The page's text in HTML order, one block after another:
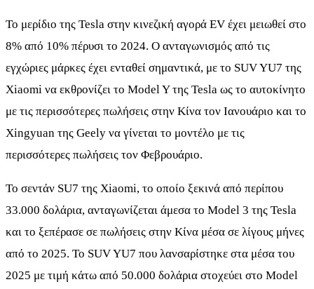
Το μερίδιο της Tesla στην κινεζική αγορά EV έχει μειωθεί στο
8% από 10% πέρυσι το 2024. Ο ανταγωνισμός από τις
εγχώριες μάρκες έχει ενταθεί σημαντικά, με το SUV YU7 της
Xiaomi να εκθρονίζει το Model Y της Tesla ως το αυτοκίνητο
με τις περισσότερες πωλήσεις στην Κίνα τον Ιανουάριο και το
Xingyuan της Geely να γίνεται το μοντέλο με τις
περισσότερες πωλήσεις τον Φεβρουάριο.
Το σεντάν SU7 της Xiaomi, το οποίο ξεκινά από περίπου
33.000 δολάρια, ανταγωνίζεται άμεσα το Model 3 της Tesla
και το ξεπέρασε σε πωλήσεις στην Κίνα μέσα σε λίγους μήνες
από το 2025. Το SUV YU7 που λανσαρίστηκε στα μέσα του
2025 με τιμή κάτω από 50.000 δολάρια στοχεύει στο Model